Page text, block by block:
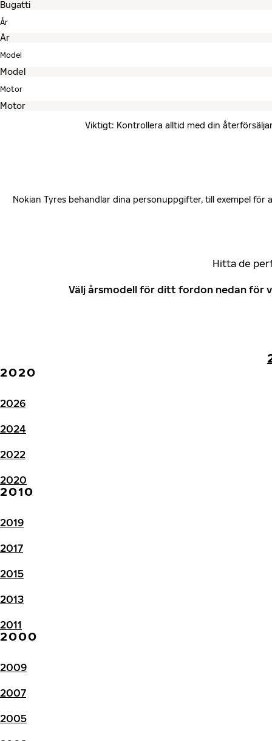
År
Model
Motor
Viktigt: Kontrollera alltid med din
Nokian Tyres behandlar dina personuppgifter, till exempel
Hitta de
Välj årsmodell för ditt fordon nedan för
2020
2026
2024
2022
2020
2010
2019
2017
2015
2013
2011
2000
2009
2007
2005